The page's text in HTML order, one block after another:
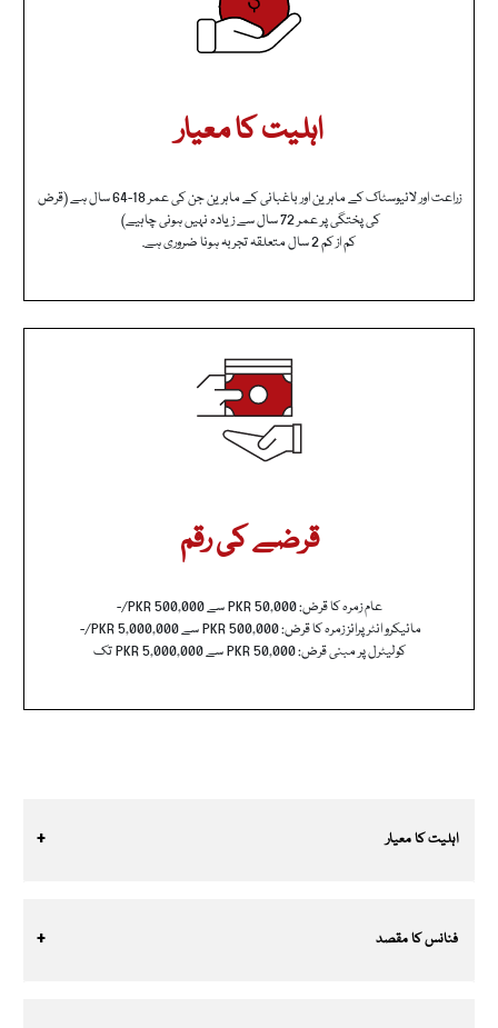
اہلیت کا معیار
زراعت اور لائیوسٹاک کے ماہرین اور باغبانی کے ماہرین جن کی عمر 18-64 سال ہے (قرض
کی پختگی پر عمر 72 سال سے زیادہ نہیں ہونی چاہیے)
کم از کم 2 سال متعلقہ تجربہ ہونا ضروری ہے.
قرضے کی رقم
عام زمرہ کا قرض: PKR 50,000 سے PKR 500,000/-
مائیکرو انٹرپرائز زمرہ کا قرض: PKR 500,000 سے PKR 5,000,000/-
کولیٹرل پر مبنی قرض: PKR 50,000 سے PKR 5,000,000 تک
اہلیت کا معیار
فنانس کا مقصد